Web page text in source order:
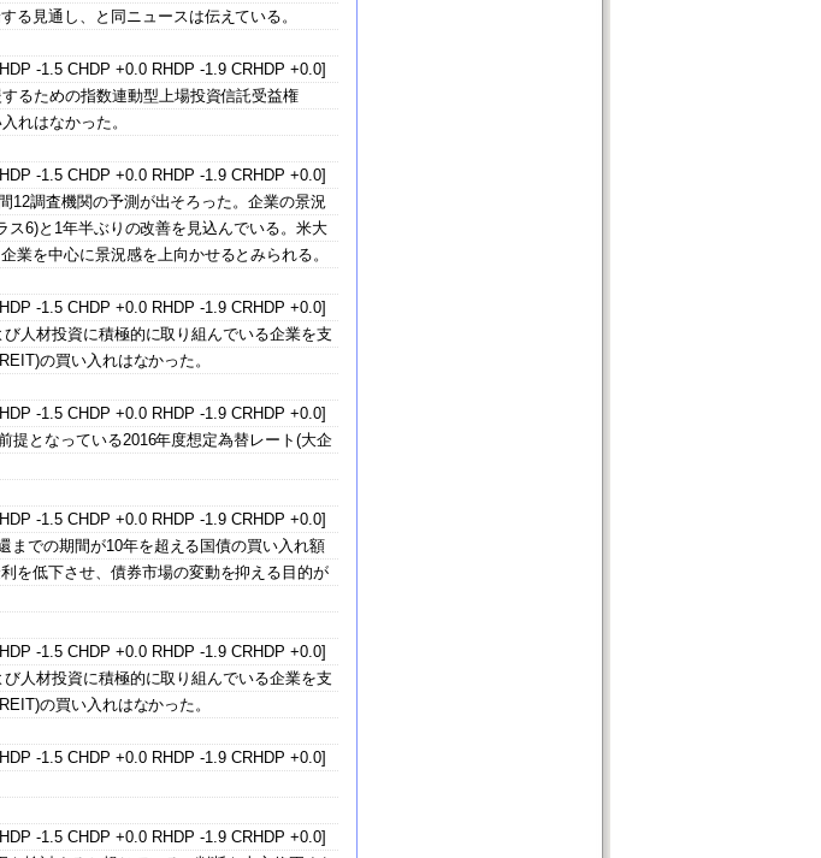
る見通し、と同ニュースは伝えている。
-1.5 CHDP +0.0 RHDP -1.9 CRHDP +0.0]
るための指数連動型上場投資信託受益権
れはなかった。
-1.5 CHDP +0.0 RHDP -1.9 CRHDP +0.0]
12調査機関の予測が出そろった。企業の景況
6)と1年半ぶりの改善を見込んでいる。米大
業を中心に景況感を上向かせるとみられる。
-1.5 CHDP +0.0 RHDP -1.9 CRHDP +0.0]
人材投資に積極的に取り組んでいる企業を支
の買い入れはなかった。
-1.5 CHDP +0.0 RHDP -1.9 CRHDP +0.0]
提となっている2016年度想定為替レート(大企
-1.5 CHDP +0.0 RHDP -1.9 CRHDP +0.0]
までの期間が10年を超える国債の買い入れ額
を低下させ、債券市場の変動を抑える目的が
-1.5 CHDP +0.0 RHDP -1.9 CRHDP +0.0]
人材投資に積極的に取り組んでいる企業を支
の買い入れはなかった。
-1.5 CHDP +0.0 RHDP -1.9 CRHDP +0.0]
-1.5 CHDP +0.0 RHDP -1.9 CRHDP +0.0]